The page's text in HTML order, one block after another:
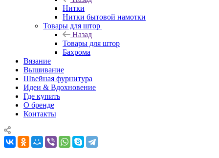
Нитки
Нитки бытовой намотки
Товары для штор
Назад
Товары для штор
Бахрома
Вязание
Вышивание
Швейная фурнитура
Идеи & Вдохновение
Где купить
О бренде
Контакты